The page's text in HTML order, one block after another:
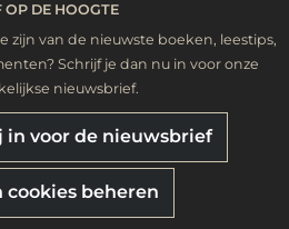
OP DE HOOGTE
zijn van de nieuwste boeken, leestips,
Schrijf je dan nu in voor onze
nieuwsbrief.
in voor de nieuwsbrief
cookies beheren